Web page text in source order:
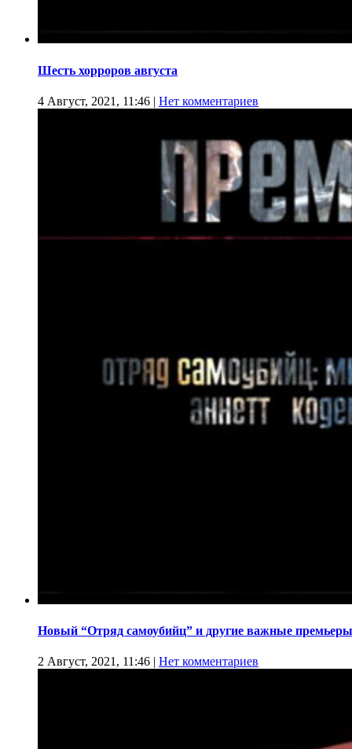
Шесть хорроров августа
4 Август, 2021, 11:46 | Нет комментариев
Новый “Отряд самоубийц” и другие важные премьеры
2 Август, 2021, 11:46 | Нет комментариев